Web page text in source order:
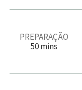
PREPARAÇÃO
50m
u
mins